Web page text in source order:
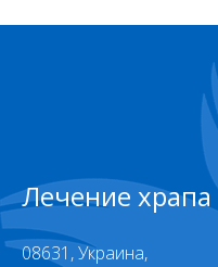
Лечение храпа
08631, Украина,